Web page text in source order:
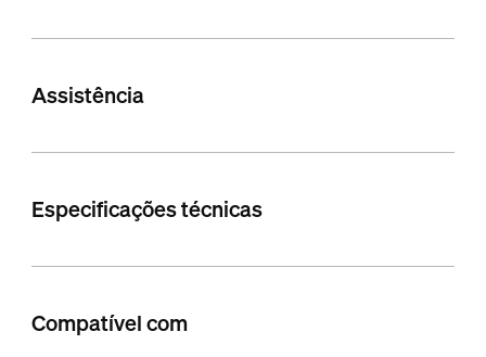
Assistência
Especificações técnicas
Compatível com